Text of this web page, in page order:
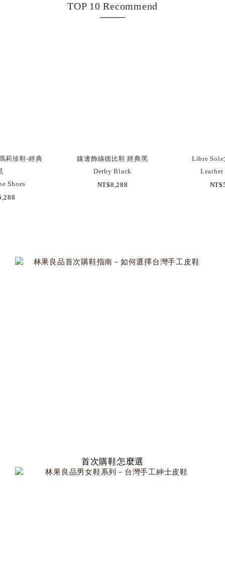
TOP 10 Recommend
莉珍鞋-經典
Shoes
鑲邊飾線德比鞋 經典黑
Derby Black
NT$8,288
Libre
Leather
首次購鞋怎麼選